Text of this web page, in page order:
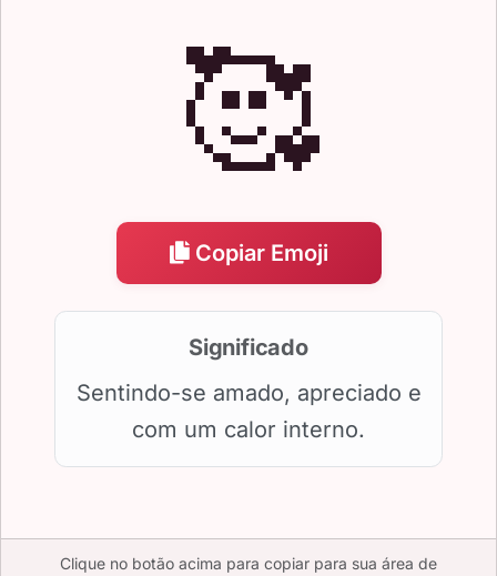
🥰
Copiar Emoji
Significado
Sentindo-se amado, apreciado e
com um calor interno.
Clique no botão acima para copiar para sua área de